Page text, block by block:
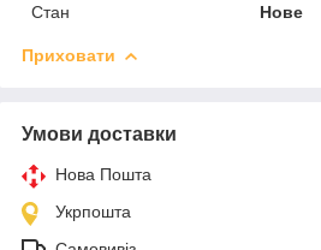
Стан
Нове
Приховати
Умови доставки
Нова Пошта
Укрпошта